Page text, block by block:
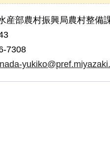
産部農村振興局農村整
7308